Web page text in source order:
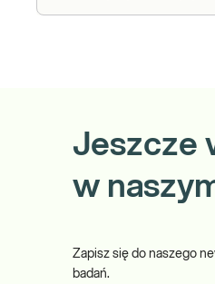
Jeszcze
w
Zapisz się do naszego
badań.